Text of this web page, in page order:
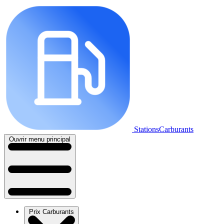
StationsCarburants
Ouvrir menu principal
Prix Carburants